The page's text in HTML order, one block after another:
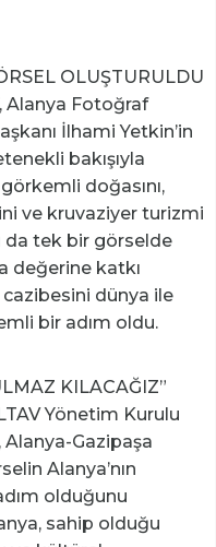
OLUŞTURULDU
Alanya Fotoğraf
İlhami Yetkin’in
bakışıyla
doğasını,
ve kruvaziyer turizmi
da tek bir görselde
değerine katkı
dünya ile
bir adım oldu.
KILACAĞIZ”
Yönetim Kurulu
Alanya-Gazipaşa
Alanya’nın
olduğunu
sahip olduğu